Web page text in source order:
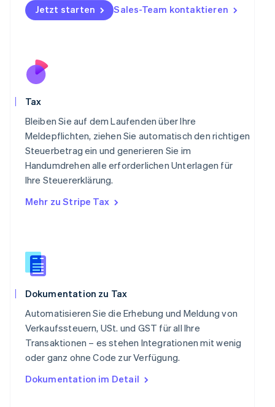
Jetzt starten Sales-Team kontaktieren
Tax
Bleiben Sie auf dem Laufenden über Ihre
Meldepflichten, ziehen Sie automatisch den richtigen
Steuerbetrag ein und generieren Sie im
Handumdrehen alle erforderlichen Unterlagen für
Ihre Steuererklärung.
Mehr zu Stripe Tax
Dokumentation zu Tax
Automatisieren Sie die Erhebung und Meldung von
Verkaufssteuern, USt. und GST für all Ihre
Transaktionen – es stehen Integrationen mit wenig
oder ganz ohne Code zur Verfügung.
Dokumentation im Detail
Norwegen
English
English
Portugal
English
Schweden
SvenskaEnglish
Schweiz
DeutschFrançais ItalianoEnglish
Singapur
Slowakei
Sonderverwaltungsregion Hongkong,
China
Spanien
EspañolEnglish
ไทยEnglish
Tschechische Republik
English
English